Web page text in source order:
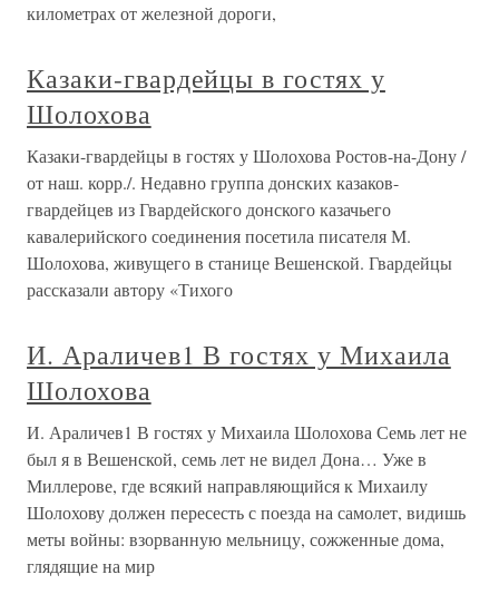
километрах от железной дороги,
Казаки-гвардейцы в гостях у
Шолохова
Казаки-гвардейцы в гостях у Шолохова Ростов-на-Дону /
от наш. корр./. Недавно группа донских казаков-
гвардейцев из Гвардейского донского казачьего
кавалерийского соединения посетила писателя М.
Шолохова, живущего в станице Вешенской. Гвардейцы
рассказали автору «Тихого
И. Араличев1 В гостях у Михаила
Шолохова
И. Араличев1 В гостях у Михаила Шолохова Семь лет не
был я в Вешенской, семь лет не видел Дона… Уже в
Миллерове, где всякий направляющийся к Михаилу
Шолохову должен пересесть с поезда на самолет, видишь
меты войны: взорванную мельницу, сожженные дома,
глядящие на мир